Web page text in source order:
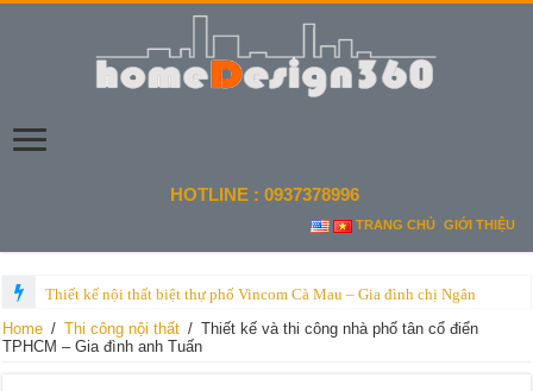
HOTLINE : 0937378996
TRANG CHỦ GIỚI THIỆU
Thiết kế nội thất biệt thự số 1 tại phường Bình Thọ, quận Thủ Đức
Home / Thi công nội thất / Thiết kế và thi công nhà phố tân cổ điển
TPHCM – Gia đình anh Tuấn